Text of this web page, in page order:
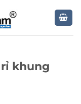
khung